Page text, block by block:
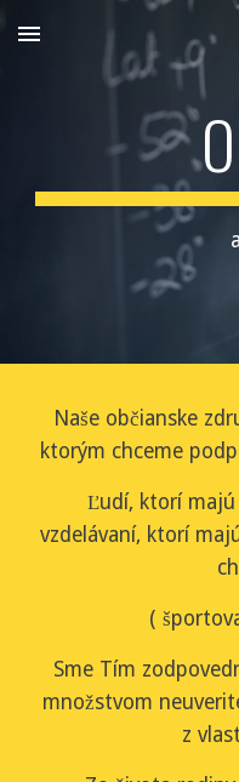
Skip to main content
Naše občianske
ktorým chceme
Ľudí, ktorí majú
vzdelávaní, ktorí
(
Sme Tím
množstvom
z